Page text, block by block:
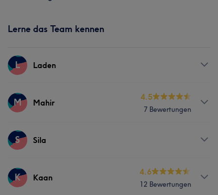
Lerne das Team kennen
L Laden
Services
M Mahir
4.5
7 Bewertungen
Services
S Sila
Services
K Kaan
4.6
12 Bewertungen